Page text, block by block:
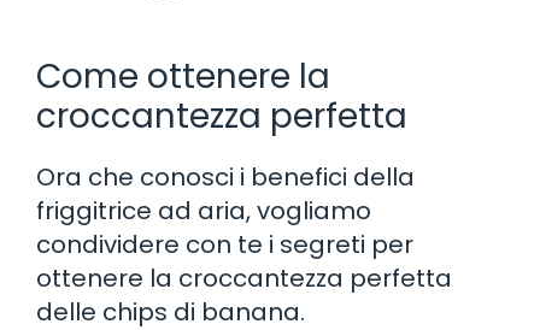
Come ottenere la
croccantezza perfetta
Ora che conosci i benefici della
friggitrice ad aria, vogliamo
condividere con te i segreti per
ottenere la croccantezza perfetta
delle chips di banana.